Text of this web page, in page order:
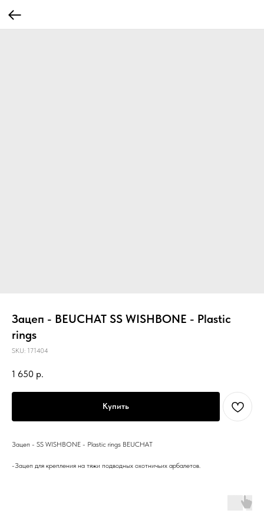
Зацеп - BEUCHAT SS WISHBONE - Plastic
rings
SKU: 171404
1 650 р.
Купить
Зацеп - SS WISHBONE - Plastic rings BEUCHAT
-Зацеп для крепления на тяжи подводных охотничьих арбалетов.